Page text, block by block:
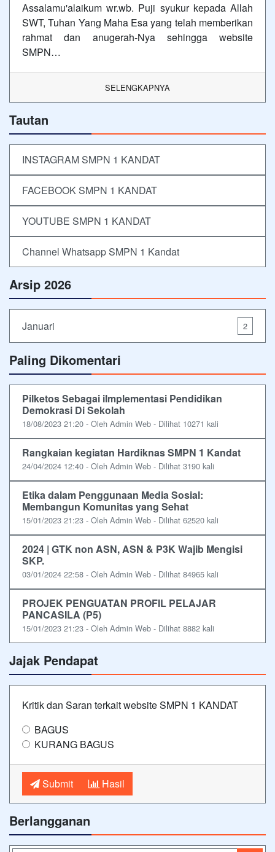
Assalamu'alaikum wr.wb. Puji syukur kepada Allah
SWT, Tuhan Yang Maha Esa yang telah memberikan
rahmat dan anugerah-Nya sehingga website
SMPN…
SELENGKAPNYA
Tautan
INSTAGRAM SMPN 1 KANDAT
FACEBOOK SMPN 1 KANDAT
YOUTUBE SMPN 1 KANDAT
Channel Whatsapp SMPN 1 Kandat
Arsip 2026
Januari 2
Paling Dikomentari
Pilketos Sebagai iImplementasi Pendidikan
Demokrasi Di Sekolah
18/08/2023 21:20 - Oleh Admin Web - Dilihat 10271 kali
Rangkaian kegiatan Hardiknas SMPN 1 Kandat
24/04/2024 12:40 - Oleh Admin Web - Dilihat 3190 kali
Etika dalam Penggunaan Media Sosial:
Membangun Komunitas yang Sehat
15/01/2023 21:23 - Oleh Admin Web - Dilihat 62520 kali
2024 | GTK non ASN, ASN & P3K Wajib Mengisi
SKP.
03/01/2024 22:58 - Oleh Admin Web - Dilihat 84965 kali
PROJEK PENGUATAN PROFIL PELAJAR
PANCASILA (P5)
15/01/2023 21:23 - Oleh Admin Web - Dilihat 8882 kali
Jajak Pendapat
Kritik dan Saran terkait website SMPN 1 KANDAT
BAGUS
KURANG BAGUS
Submit Hasil
Berlangganan